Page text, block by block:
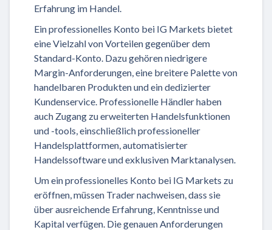
Erfahrung im Handel.
Ein professionelles Konto bei IG Markets bietet
eine Vielzahl von Vorteilen gegenüber dem
Standard-Konto. Dazu gehören niedrigere
Margin-Anforderungen, eine breitere Palette von
handelbaren Produkten und ein dedizierter
Kundenservice. Professionelle Händler haben
auch Zugang zu erweiterten Handelsfunktionen
und -tools, einschließlich professioneller
Handelsplattformen, automatisierter
Handelssoftware und exklusiven Marktanalysen.
Um ein professionelles Konto bei IG Markets zu
eröffnen, müssen Trader nachweisen, dass sie
über ausreichende Erfahrung, Kenntnisse und
Kapital verfügen. Die genauen Anforderungen